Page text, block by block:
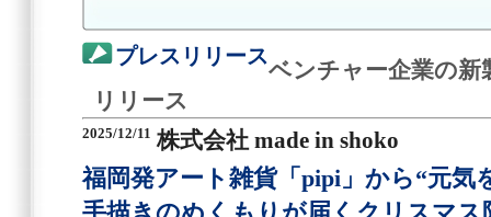
プレスリリース
ベンチャー企業の新
リリース
2025/12/11 株式会社 made in shoko
福岡発アート雑貨「pipi」から“元気